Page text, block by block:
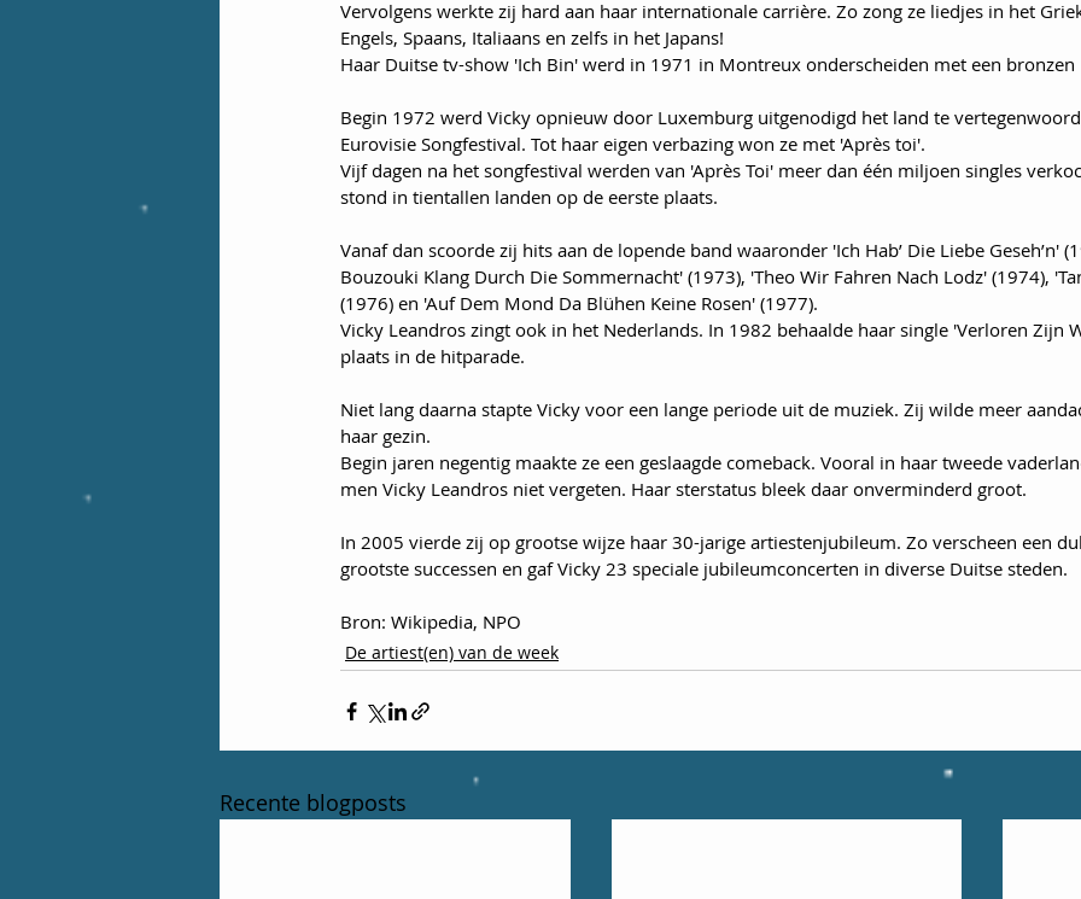
Vervolgens werkte zij hard aan haar internationale carrière. Zo zong ze liedjes in het
Engels, Spaans, Italiaans en zelfs in het Japans!
Haar Duitse tv-show 'Ich Bin' werd in 1971 in Montreux onderscheiden met een bronzen
Begin 1972 werd Vicky opnieuw door Luxemburg uitgenodigd het land te
Eurovisie Songfestival. Tot haar eigen verbazing won ze met 'Après toi'.
Vijf dagen na het songfestival werden van 'Après Toi' meer dan één miljoen singles
stond in tientallen landen op de eerste plaats.
Vanaf dan scoorde zij hits aan de lopende band waaronder 'Ich Hab’ Die Liebe Geseh’n'
Bouzouki Klang Durch Die Sommernacht' (1973), 'Theo Wir Fahren Nach Lodz' (1974),
(1976) en 'Auf Dem Mond Da Blühen Keine Rosen' (1977).
Vicky Leandros zingt ook in het Nederlands. In 1982 behaalde haar single 'Verloren Zijn
plaats in de hitparade.
Niet lang daarna stapte Vicky voor een lange periode uit de muziek. Zij wilde meer
haar gezin.
Begin jaren negentig maakte ze een geslaagde comeback. Vooral in haar tweede
men Vicky Leandros niet vergeten. Haar sterstatus bleek daar onverminderd groot.
In 2005 vierde zij op grootse wijze haar 30-jarige artiestenjubileum. Zo verscheen een
grootste successen en gaf Vicky 23 speciale jubileumconcerten in diverse Duitse steden.
Bron: Wikipedia, NPO
De artiest(en) van de week
Recente blogposts